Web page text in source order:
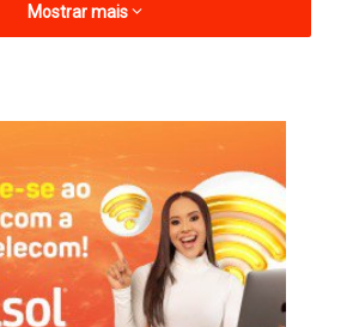
da unidade, foram atendidas 178
outras 173 no sábado e mais 170 no
a alta demanda pelos serviços
que é referência para a população da
Mostrar mais